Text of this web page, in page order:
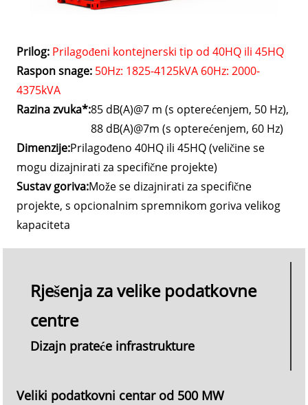
Prilog: Prilagođeni kontejnerski tip od 40HQ ili 45HQ
Raspon snage: 50Hz: 1825-4125kVA 60Hz: 2000-
4375kVA
Razina zvuka*:85 dB(A)@7 m (s opterećenjem, 50 Hz),
88 dB(A)@7m (s opterećenjem, 60 Hz)
Dimenzije:Prilagođeno 40HQ ili 45HQ (veličine se
mogu dizajnirati za specifične projekte)
Sustav goriva:Može se dizajnirati za specifične
projekte, s opcionalnim spremnikom goriva velikog
kapaciteta
Rješenja za velike podatkovne
centre
Dizajn prateće infrastrukture
Veliki podatkovni centar od 500 MW